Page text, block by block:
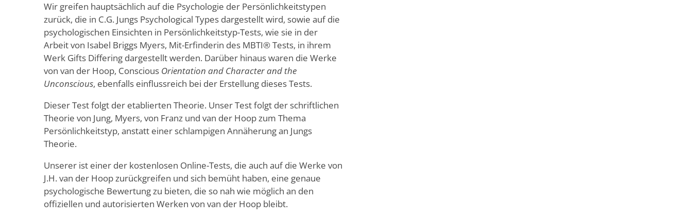
Wir greifen hauptsächlich auf die Psychologie der Persönlichkeitstypen
zurück, die in C.G. Jungs Psychological Types dargestellt wird, sowie auf die
psychologischen Einsichten in Persönlichkeitstyp-Tests, wie sie in der
Arbeit von Isabel Briggs Myers, Mit-Erfinderin des MBTI® Tests, in ihrem
Werk Gifts Differing dargestellt werden. Darüber hinaus waren die Werke
von van der Hoop, Conscious Orientation and Character and the
Unconscious, ebenfalls einflussreich bei der Erstellung dieses Tests.
Dieser Test folgt der etablierten Theorie. Unser Test folgt der schriftlichen
Theorie von Jung, Myers, von Franz und van der Hoop zum Thema
Persönlichkeitstyp, anstatt einer schlampigen Annäherung an Jungs
Theorie.
Unserer ist einer der kostenlosen Online-Tests, die auch auf die Werke von
J.H. van der Hoop zurückgreifen und sich bemüht haben, eine genaue
psychologische Bewertung zu bieten, die so nah wie möglich an den
offiziellen und autorisierten Werken von van der Hoop bleibt.